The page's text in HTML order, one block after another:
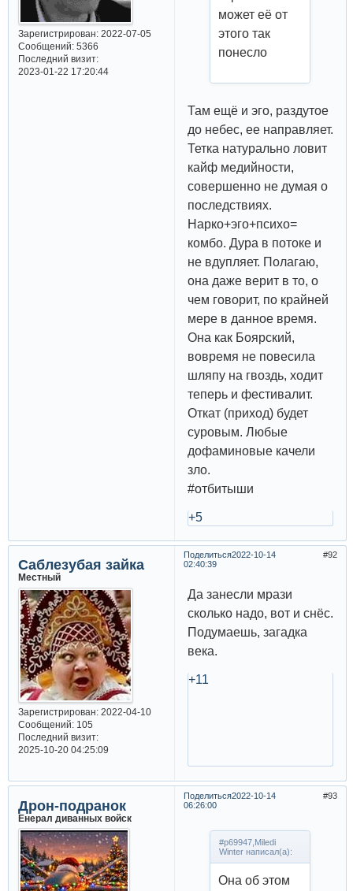
Зарегистрирован: 2022-07-05
Сообщений:5366
Последний визит:
2023-01-22 17:20:44
может её от
этого так
понесло
Там ещё и эго, раздутое
до небес, ее направляет.
Тетка натурально ловит
кайф медийности,
совершенно не думая о
последствиях.
Нарко+эго+психо=
комбо. Дура в потоке и
не вдупляет. Полагаю,
она даже верит в то, о
чем говорит, по крайней
мере в данное время.
Она как Боярский,
вовремя не повесила
шляпу на гвоздь, ходит
теперь и фестивалит.
Откат (приход) будет
суровым. Любые
дофаминовые качели
зло.
#отбитыши
+5
Поделиться 92
2022-10-14
02:40:39
Саблезубая зайка
Местный
Зарегистрирован: 2022-04-10
Сообщений:105
Последний визит:
2025-10-20 04:25:09
Да занесли мрази
сколько надо, вот и снёс.
Подумаешь, загадка
века.
+11
Поделиться 93
2022-10-14
06:26:00
Дрон-подранок
Енерал диванных войск
#p69947,Miledi
Winter написал(а):
Она об этом